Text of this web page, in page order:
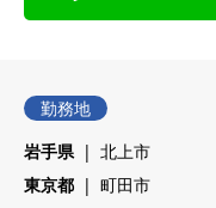
勤務地
岩手県
北上市
東京都
町田市